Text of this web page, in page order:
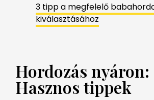
3 tipp a megfelelő
kiválasztásához
Hordozás nyáron:
Hasznos tippek